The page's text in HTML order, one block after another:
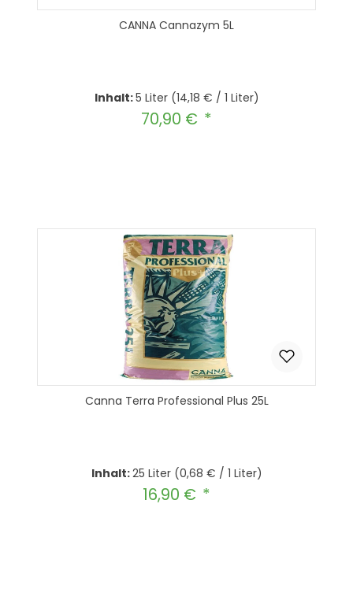
CANNA Cannazym 5L
Inhalt:5 Liter (14,18 € / 1 Liter)
Regulärer Preis:
70,90 €
Canna Terra Professional Plus 25L
Inhalt:25 Liter (0,68 € / 1 Liter)
Regulärer Preis:
16,90 €